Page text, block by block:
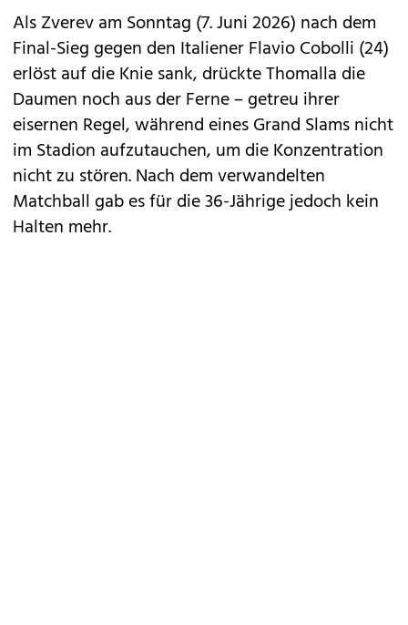
Als Zverev am Sonntag (7. Juni 2026) nach dem
Final-Sieg gegen den Italiener Flavio Cobolli (24)
erlöst auf die Knie sank, drückte Thomalla die
Daumen noch aus der Ferne – getreu ihrer
eisernen Regel, während eines Grand Slams nicht
im Stadion aufzutauchen, um die Konzentration
nicht zu stören. Nach dem verwandelten
Matchball gab es für die 36-Jährige jedoch kein
Halten mehr.